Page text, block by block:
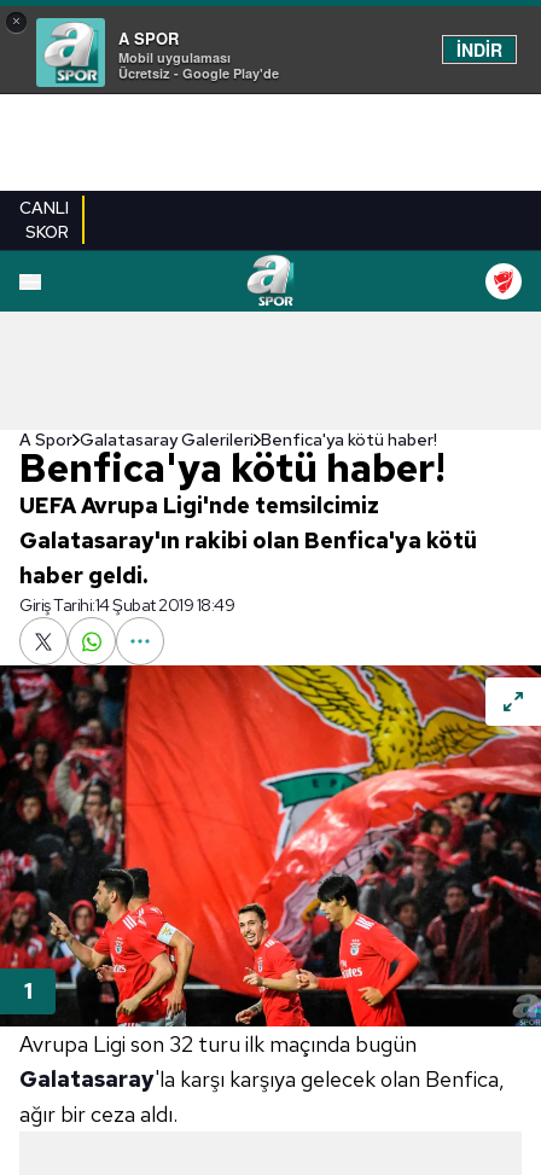
×
A SPOR
Mobil uygulaması
Ücretsiz - Google Play'de
İNDİR
CANLI
SKOR
EN YENILER
A Spor Galatasaray Galerileri Benfica'ya kötü haber!
Benfica'ya kötü haber!
UEFA Avrupa Ligi'nde temsilcimiz
Galatasaray'ın rakibi olan Benfica'ya kötü
haber geldi.
Giriş Tarihi:14 Şubat 2019 18:49
Avrupa Ligi son 32 turu ilk maçında bugün
Galatasaray'la karşı karşıya gelecek olan Benfica,
ağır bir ceza aldı.